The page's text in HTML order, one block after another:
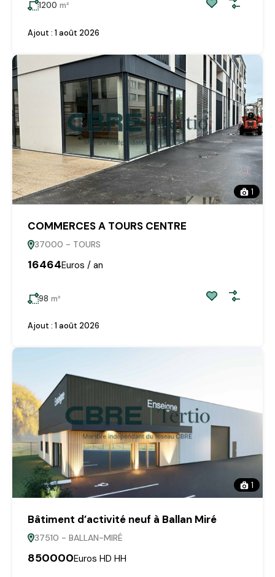
1200 m²
Ajout : 1 août 2026
1
COMMERCES A TOURS CENTRE
37000 - TOURS
16464Euros / an
98 m²
Ajout : 1 août 2026
1
Bâtiment d’activité neuf à Ballan Miré
37510 - BALLAN-MIRÉ
850000Euros HD HH